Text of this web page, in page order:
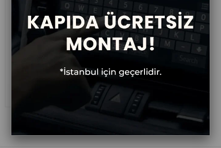
Multimedya Sistemi 2005-2012